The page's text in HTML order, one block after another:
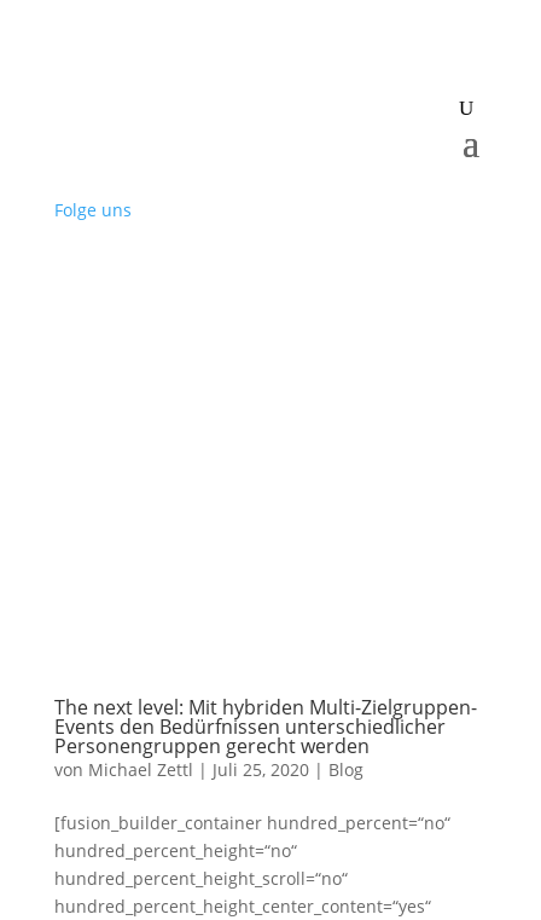
Folge uns
The next level: Mit hybriden Multi-Zielgruppen-
Events den Bedürfnissen unterschiedlicher
Personengruppen gerecht werden
von Michael Zettl | Juli 25, 2020| Blog
[fusion_builder_container hundred_percent=“no“
hundred_percent_height=“no“
hundred_percent_height_scroll=“no“
hundred_percent_height_center_content=“yes“